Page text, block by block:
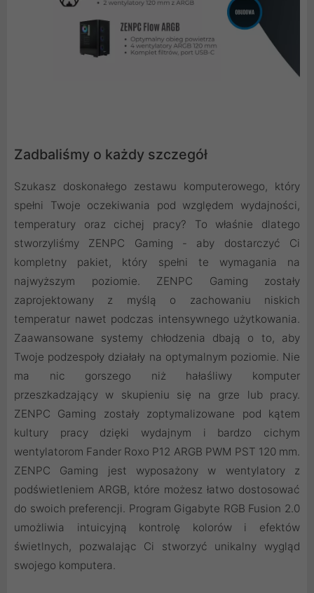
Zadbaliśmy o każdy szczegół
Szukasz doskonałego zestawu komputerowego, który
spełni Twoje oczekiwania pod względem wydajności,
temperatury oraz cichej pracy? To właśnie dlatego
stworzyliśmy ZENPC Gaming - aby dostarczyć Ci
kompletny pakiet, który spełni te wymagania na
najwyższym poziomie. ZENPC Gaming zostały
zaprojektowany z myślą o zachowaniu niskich
temperatur nawet podczas intensywnego użytkowania.
Zaawansowane systemy chłodzenia dbają o to, aby
Twoje podzespoły działały na optymalnym poziomie. Nie
ma nic gorszego niż hałaśliwy komputer
przeszkadzający w skupieniu się na grze lub pracy.
ZENPC Gaming zostały zoptymalizowane pod kątem
kultury pracy dzięki wydajnym i bardzo cichym
wentylatorom Fander Roxo P12 ARGB PWM PST 120 mm.
ZENPC Gaming jest wyposażony w wentylatory z
podświetleniem ARGB, które możesz łatwo dostosować
do swoich preferencji. Program Gigabyte RGB Fusion 2.0
umożliwia intuicyjną kontrolę kolorów i efektów
świetlnych, pozwalając Ci stworzyć unikalny wygląd
swojego komputera.